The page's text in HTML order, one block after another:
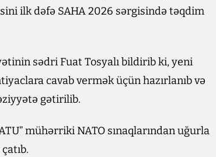
ilk dəfə SAHA 2026 sərgisində təqdim
sədri Fuat Tosyalı bildirib ki, yeni
cavab vermək üçün hazırlanıb və
gətirilib.
mühərriki NATO sınaqlarından uğurla